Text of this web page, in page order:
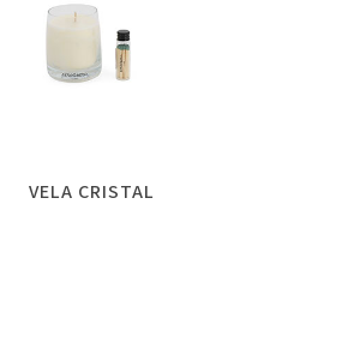
VELA CRISTAL